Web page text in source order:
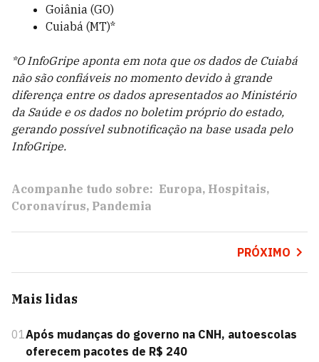
Goiânia (GO)
Cuiabá (MT)*
*O InfoGripe aponta em nota que os dados de Cuiabá
não são confiáveis no momento devido à grande
diferença entre os dados apresentados ao Ministério
da Saúde e os dados no boletim próprio do estado,
gerando possível subnotificação na base usada pelo
InfoGripe.
Acompanhe tudo sobre: Europa Hospitais
Coronavírus Pandemia
PRÓXIMO
Mais lidas
01Após mudanças do governo na CNH, autoescolas
oferecem pacotes de R$ 240